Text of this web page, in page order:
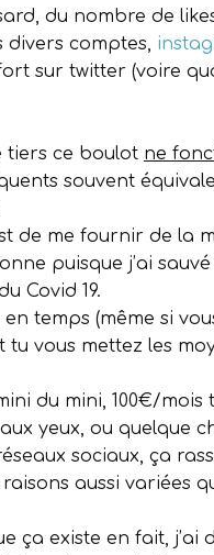
du nombre de
divers comptes,
sur twitter (voire
tiers ce boulot ne
souvent
de me fournir de la
puisque j’ai
Covid 19.
temps (même si
tu vous mettez les
du mini, 100€/mois
yeux, ou quelque
sociaux, ça
aussi variées
ça existe en fait, j’ai